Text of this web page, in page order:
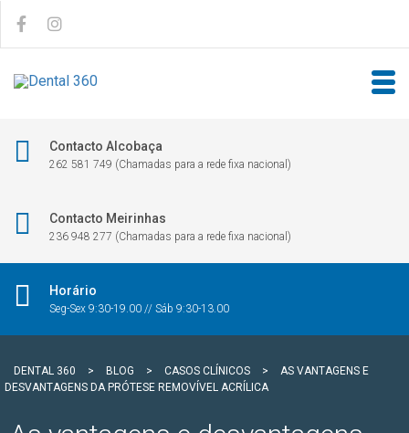
Contacto Alcobaça
262 581 749 (Chamadas para a rede fixa nacional)
Contacto Meirinhas
236 948 277 (Chamadas para a rede fixa nacional)
Horário
Seg-Sex 9:30-19.00 // Sáb 9:30-13.00
DENTAL 360 > BLOG > CASOS CLÍNICOS >
AS VANTAGENS E
DESVANTAGENS DA PRÓTESE REMOVÍVEL ACRÍLICA